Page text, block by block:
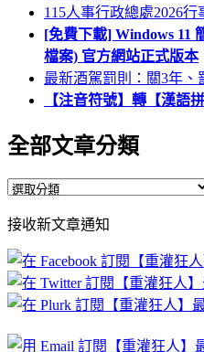
115人事行政總處2026行
[免費下載] Windows 11
檔案) 官方網站正式版本
最新酒駕罰則：關3年、
【注音符號】轉【漢語
全部文章分類
全
文
章
分
類
接收新文章通知